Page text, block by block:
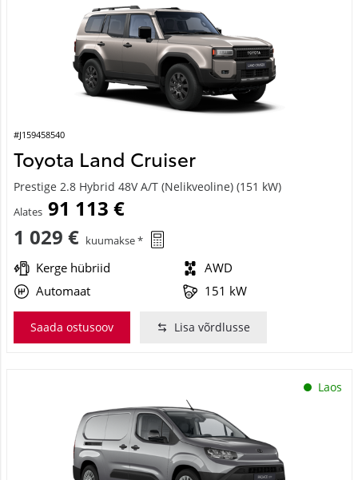
#J159458540
Toyota Land Cruiser
Prestige 2.8 Hybrid 48V A/T (Nelikveoline) (151 kW)
Alates 91 113 €
1 029 € kuumakse *
Kerge hübriid
AWD
Automaat
151 kW
Saada ostusoov Lisa võrdlusse
Laos